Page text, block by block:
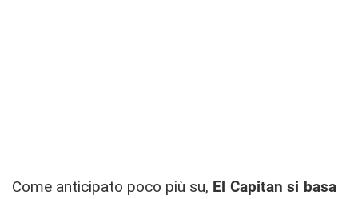
Come anticipato poco più su, El Capitan si basa